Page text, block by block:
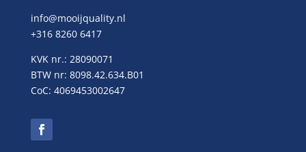
info@mooijquality.nl
+316 8260 6417
KVK nr.: 28090071
BTW nr: 8098.42.634.B01
CoC: 4069453002647